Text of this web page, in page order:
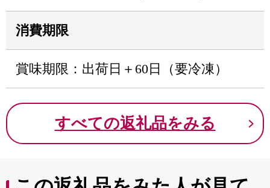
消費期限
賞味期限：出荷日＋60日（要冷凍）
すべての返礼品をみる